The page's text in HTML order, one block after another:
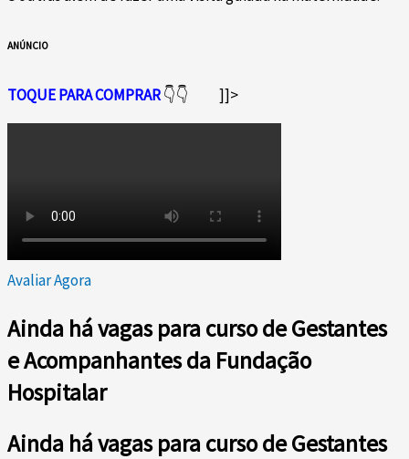
ANÚNCIO
TOQUE PARA COMPRAR👇👇 ]]>
Avaliar Agora
Ainda há vagas para curso de Gestantes
e Acompanhantes da Fundação
Hospitalar
Ainda há vagas para curso de Gestantes